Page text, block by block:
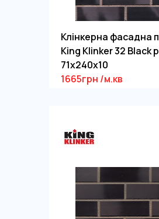
Клінкерна фасадна
King Klinker 32 Black
71x240x10
1665грн /м.кв